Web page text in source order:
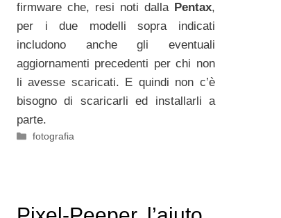
firmware che, resi noti dalla Pentax,
per i due modelli sopra indicati
includono anche gli eventuali
aggiornamenti precedenti per chi non
li avesse scaricati. E quindi non c’è
bisogno di scaricarli ed installarli a
parte.
Categorie
fotografia